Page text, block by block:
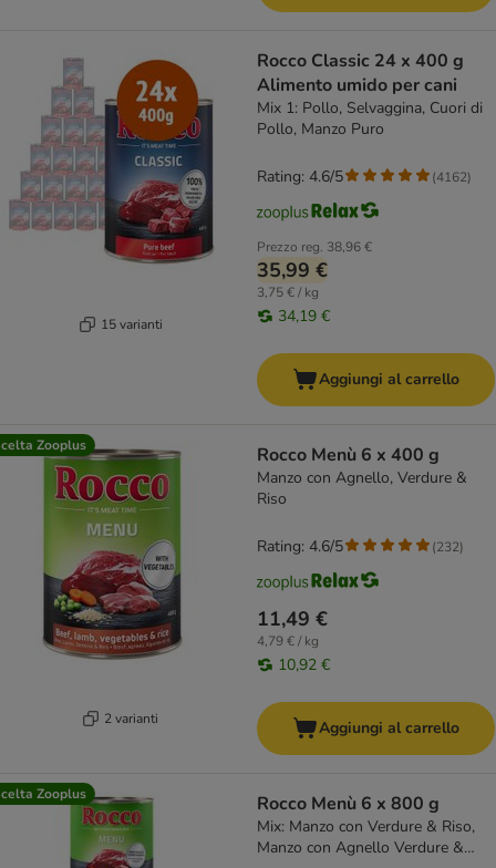
15 varianti
Rocco Classic 24 x 400 g
Alimento umido per cani
Mix 1: Pollo, Selvaggina, Cuori di
Pollo, Manzo Puro
Prezzo reg. 38,96 €
35,99 €
3,75 € / kg
34,19 €
Rating: 4.6/5 (4162)
Aggiungi al carrello
Zooplus
2 varianti
Rocco Menù 6 x 400 g
Manzo con Agnello, Verdure &
Riso
11,49 €
4,79 € / kg
10,92 €
Rating: 4.6/5 (232)
Aggiungi al carrello
Zooplus Rocco Menù 6 x 800 g
Mix: Manzo con Verdure & Riso,
Manzo con Agnello Verdure &